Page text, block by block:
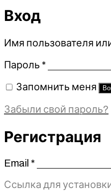
Вход
Имя пользователя
Пароль *Обязательно
Запомнить меня
Забыли свой пароль?
Регистрация
Email *Обязательно
Ссылка для